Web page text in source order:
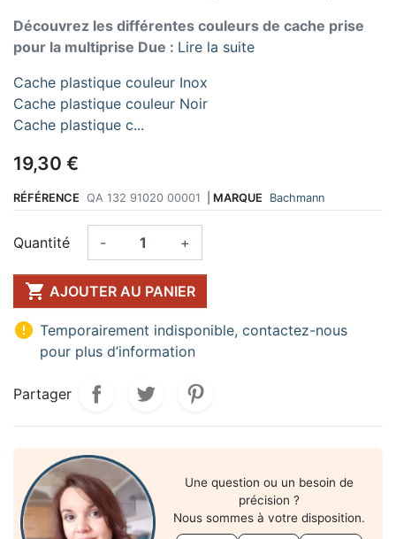
Découvrez les différentes couleurs de cache prise
pour la multiprise Due : Lire la suite
Cache plastique couleur Inox
Cache plastique couleur Noir
Cache plastique c...
19,30 €
RÉFÉRENCE QA 132 91020 00001 MARQUE Bachmann
Quantité - +
 AJOUTER AU PANIER
 Temporairement indisponible, contactez-nous
pour plus d’information
Partager
Une question ou un besoin de
précision ?
Nous sommes à votre disposition.